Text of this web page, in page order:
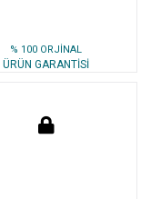
% 100 ORJİNAL
ÜRÜN GARANTİSİ